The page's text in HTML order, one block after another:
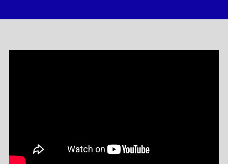
concerts de sa carrière en tête d’affiche à ce jour, avec en
À propos de cette annonce de tournée, le groupe déclare :
début, le rend encore plus fort de sens.
À tous ceux qui nous ont soutenus, qui ont cru en nous et